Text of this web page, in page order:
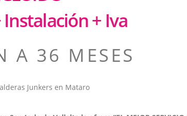
+ Iva
A 36 MESES